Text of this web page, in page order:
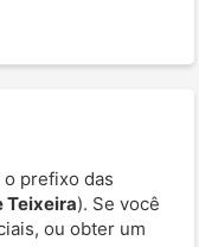
prefixo das
Teixeira). Se você
ou obter um